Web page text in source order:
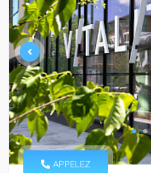
APPELEZ